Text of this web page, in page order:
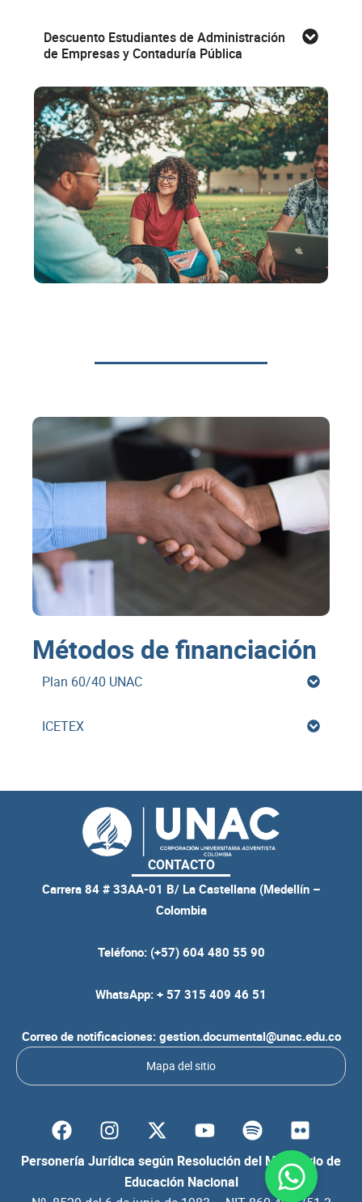
Descuento Estudiantes de Administración
de Empresas y Contaduría Pública
Métodos de financiación
Plan 60/40 UNAC
ICETEX
CONTACTO
Carrera 84 # 33AA-01 B/ La Castellana (Medellín –
Colombia
Teléfono: (+57) 604 480 55 90
WhatsApp: + 57 315 409 46 51
Correo de notificaciones: gestion.documental@unac.edu.co
Mapa del sitio
Personería Jurídica según Resolución del Ministerio de
Educación Nacional
F
a
c
I
n
s
Y
o
u
t
S
p
o
F
l
i
c